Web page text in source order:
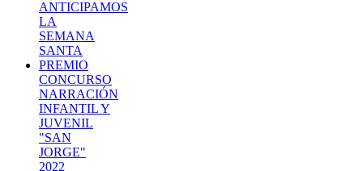
ANTICIPAMOS
LA
SEMANA
SANTA
PREMIO
CONCURSO
NARRACIÓN
INFANTIL Y
JUVENIL
"SAN
JORGE"
2022